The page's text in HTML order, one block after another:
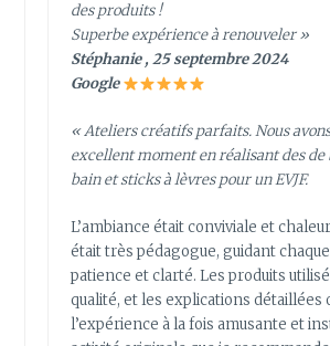
des produits !
Superbe expérience à renouveler »
Stéphanie , 25 septembre 2024
Google
« Ateliers créatifs parfaits. Nous
excellent moment en réalisant des de
bain et sticks à lèvres pour un EVJF.
L’ambiance était conviviale et
était très pédagogue, guidant
patience et clarté. Les produits
qualité, et les explications détaillées
l’expérience à la fois amusante et